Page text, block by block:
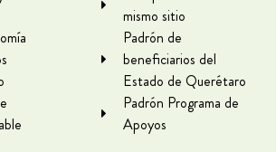
mismo sitio
Padrón de
beneficiarios del
Estado de Querétaro
Padrón Programa de
Apoyos